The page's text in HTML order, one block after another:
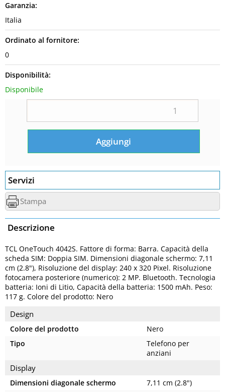
Garanzia:
Italia
Ordinato al fornitore:
0
Disponibilità:
Disponibile
Servizi
Stampa
Descrizione
TCL OneTouch 4042S. Fattore di forma: Barra. Capacità della
scheda SIM: Doppia SIM. Dimensioni diagonale schermo: 7,11
cm (2.8"), Risoluzione del display: 240 x 320 Pixel. Risoluzione
fotocamera posteriore (numerico): 2 MP. Bluetooth. Tecnologia
batteria: Ioni di Litio, Capacità della batteria: 1500 mAh. Peso:
117 g. Colore del prodotto: Nero
Design
Colore del prodotto
Nero
Tipo
Telefono per
anziani
Display
Dimensioni diagonale schermo
7,11 cm (2.8")